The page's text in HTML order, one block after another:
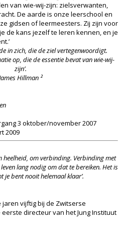
van wie-wij-zijn: zielsverwanten,
De aarde is onze leerschool en
gidsen of leermeesters. Zij zijn voor
de kans jezelf te leren kennen, en je
in zich, die de ziel vertegenwoordigt.
op, die de essentie bevat van wie-wij-
zijn’.
Hillman ²
3 oktober/november 2007
2009
heelheid, om verbinding. Verbinding met
lang nodig om dat te bereiken. Het is
bent nooit helemaal klaar’.
jaren vijftig bij de Zwitserse
directeur van het Jung Instituut